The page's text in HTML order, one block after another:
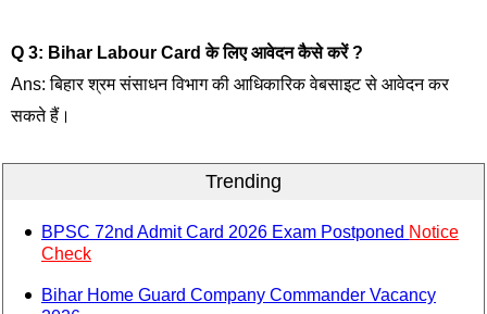
Q 3: Bihar Labour Card के लिए आवेदन कैसे करें ?
Ans: बिहार श्रम संसाधन विभाग की आधिकारिक वेबसाइट से आवेदन कर
सकते हैं।
Trending
BPSC 72nd Admit Card 2026 Exam Postponed Notice
Check
Bihar Home Guard Company Commander Vacancy